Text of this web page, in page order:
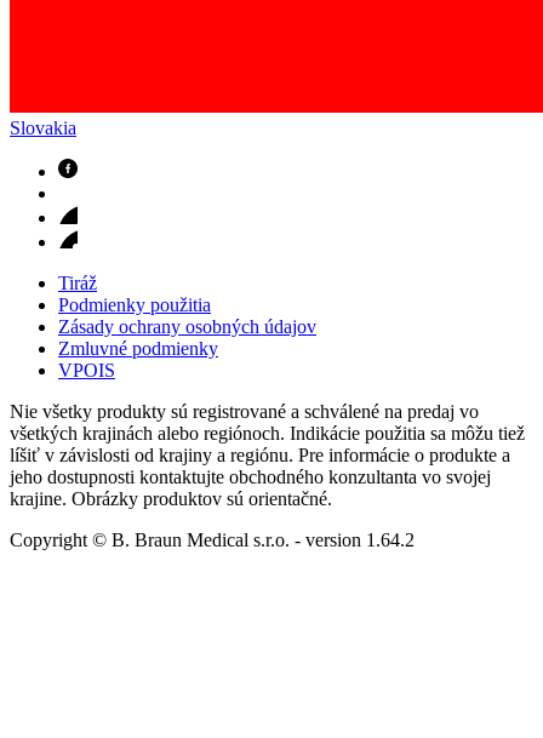
Slovakia
Tiráž
Podmienky použitia
Zásady ochrany osobných údajov
Zmluvné podmienky
VPOIS
Nie všetky produkty sú registrované a schválené na predaj vo
všetkých krajinách alebo regiónoch. Indikácie použitia sa môžu tiež
líšiť v závislosti od krajiny a regiónu. Pre informácie o produkte a
jeho dostupnosti kontaktujte obchodného konzultanta vo svojej
krajine. Obrázky produktov sú orientačné.
Copyright © B. Braun Medical s.r.o. - version 1.64.2